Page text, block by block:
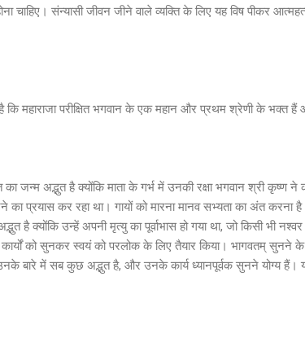
चाहिए। संन्यासी जीवन जीने वाले व्यक्ति के लिए यह विष पीकर
है कि महाराजा परीक्षित भगवान के एक महान और प्रथम श्रेणी के
का जन्म अद्भुत है क्योंकि माता के गर्भ में उनकी रक्षा भगवान श्री
का प्रयास कर रहा था। गायों को मारना मानव सभ्यता का अंत करना
है क्योंकि उन्हें अपनी मृत्यु का पूर्वाभास हो गया था, जो किसी भी
को सुनकर स्वयं को परलोक के लिए तैयार किया। भागवतम् सुनने
बारे में सब कुछ अद्भुत है, और उनके कार्य ध्यानपूर्वक सुनने योग्य हैं।